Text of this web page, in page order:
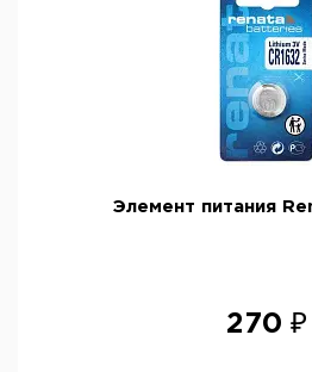
Элемент питания
270 ₽